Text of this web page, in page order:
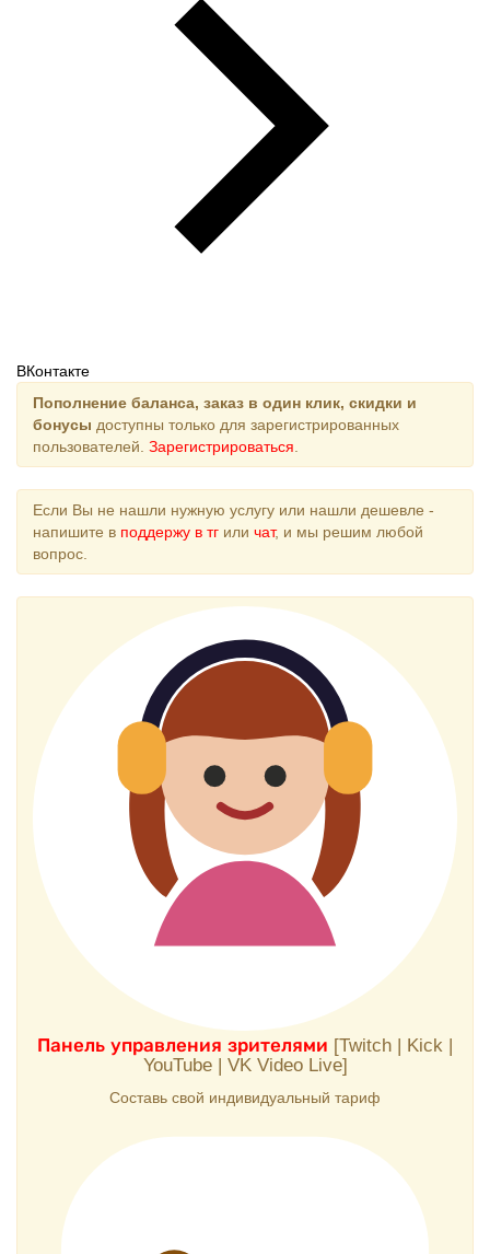
ВКонтакте
Пополнение баланса, заказ в один клик, скидки и
бонусы доступны только для зарегистрированных
пользователей. Зарегистрироваться
Если Вы не нашли нужную услугу или нашли дешевле -
напишите в поддержу в тг или чат, и мы решим любой
вопрос.
Панель управления зрителями [Twitch | Kick |
YouTube | VK Video Live]
Составь свой индивидуальный тариф